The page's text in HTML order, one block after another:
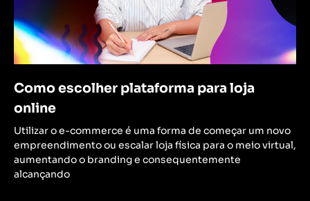
Como escolher plataforma para loja
online
Utilizar o e-commerce é uma forma de começar um novo
empreendimento ou escalar loja física para o meio virtual,
aumentando o branding e consequentemente
alcançando